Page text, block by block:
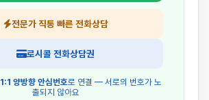
전문가 직통 빠른 전화상담
로시콜 전화상담권
1:1 양방향 안심번호로 연결 — 서로의 번호가 노
출되지 않아요